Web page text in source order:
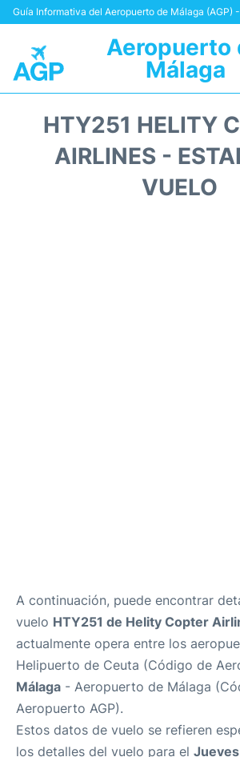
Guía Informativa del Aeropuerto de Málaga (AGP)
Aeropuerto
Málaga
HTY251 HELITY
AIRLINES -
VUELO
A continuación, puede encontrar
vuelo HTY251 de Helity Copter
actualmente opera entre los
Helipuerto de Ceuta (Código de
Málaga - Aeropuerto de Málaga
Aeropuerto AGP).
Estos datos de vuelo se refieren
los detalles del vuelo para el